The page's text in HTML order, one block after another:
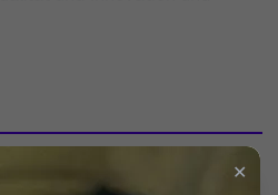
dem Test der Zeit
Jede Bulova-Uhr ist ein
Strebens nach Perfektion
mit fortschrittlicher
✕